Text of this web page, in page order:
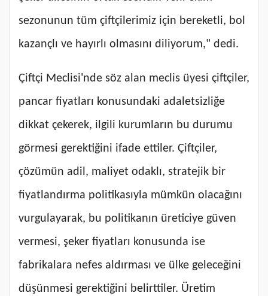
sezonunun tüm çiftçilerimiz için bereketli, bol
kazançlı ve hayırlı olmasını diliyorum," dedi.
Çiftçi Meclisi'nde söz alan meclis üyesi çiftçiler,
pancar fiyatları konusundaki adaletsizliğe
dikkat çekerek, ilgili kurumların bu durumu
görmesi gerektiğini ifade ettiler. Çiftçiler,
çözümün adil, maliyet odaklı, stratejik bir
fiyatlandırma politikasıyla mümkün olacağını
vurgulayarak, bu politikanın üreticiye güven
vermesi, şeker fiyatları konusunda ise
fabrikalara nefes aldırması ve ülke geleceğini
düşünmesi gerektiğini belirttiler. Üretim